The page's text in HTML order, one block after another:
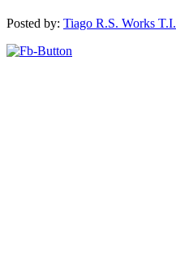
Posted by: Tiago R.S. Works T.I.